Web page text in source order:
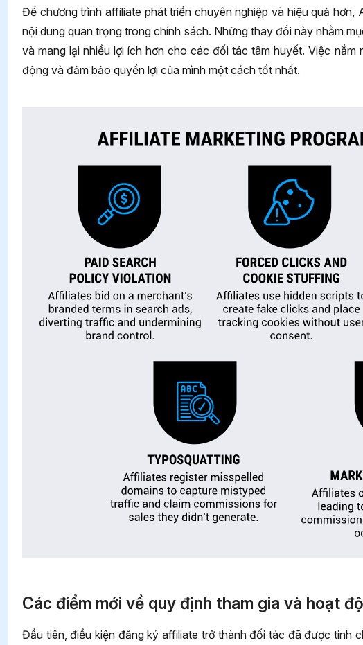
Để chương trình affiliate phát triển chuyên nghiệp và hiệu quả
nội dung quan trọng trong chính sách. Những thay đổi này nhằm
và mang lại nhiều lợi ích hơn cho các đối tác tâm huyết. Việc
động và đảm bảo quyền lợi của mình một cách tốt nhất.
Các điểm mới về quy định tham gia và hoạt
Đầu tiên, điều kiện đăng ký affiliate trở thành đối tác đã được tinh